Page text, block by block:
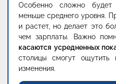
Особенно сложно будет
меньше среднего уровня.
и растет, но делает это
чем зарплаты. Важно
касаются усредненных
столицы смогут ощутить
изменения.